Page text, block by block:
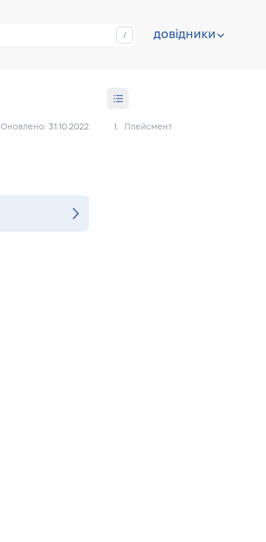
довідники
Оновлено: 31.10.2022 1. Плейсмент